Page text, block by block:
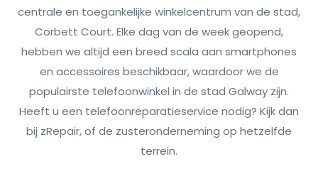
centrale en toegankelijke winkelcentrum van de stad,
Corbett Court. Elke dag van de week geopend,
hebben we altijd een breed scala aan smartphones
en accessoires beschikbaar, waardoor we de
populairste telefoonwinkel in de stad Galway zijn.
Heeft u een telefoonreparatieservice nodig? Kijk dan
bij zRepair, of de zusteronderneming op hetzelfde
terrein.